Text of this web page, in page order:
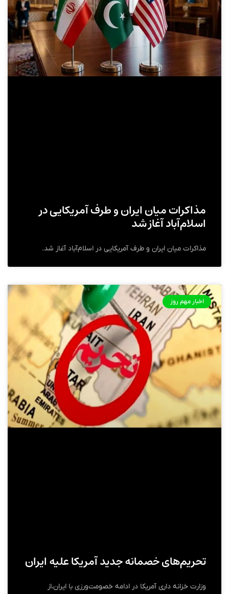
مذاکرات میان ایران و طرف آمریکایی در
اسلام‌آباد آغاز شد
مذاکرات میان ایران و طرف آمریکایی در اسلام‌آباد آغاز شد.
اخبار مهم روز
تحریم‌های خصمانه جدید آمریکا علیه ایران
وزارت خزانه داری آمریکا در ادامه خصومت‌ورزی با ایران،از